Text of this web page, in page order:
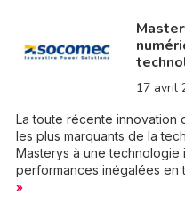
17 avril
La toute récente innovation
les plus marquants de la
Masterys à une
performances inégalées en
»